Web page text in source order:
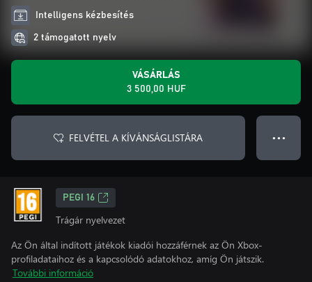
Intelligens kézbesítés
2 támogatott nyelv
VÁSÁRLÁS
3 500,00 HUF
FELVÉTEL A KÍVÁNSÁGLISTÁRA ● ● ●
PEGI 16
Trágár nyelvezet
Az Ön által indított játékok kiadói hozzáférnek az Ön Xbox-
profiladataihoz és a kapcsolódó adatokhoz, amíg Ön játszik.
További információ